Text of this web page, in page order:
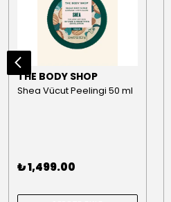
THE BODY SHOP
Shea Vücut Peelingi 50 ml
₺ 1,499.00